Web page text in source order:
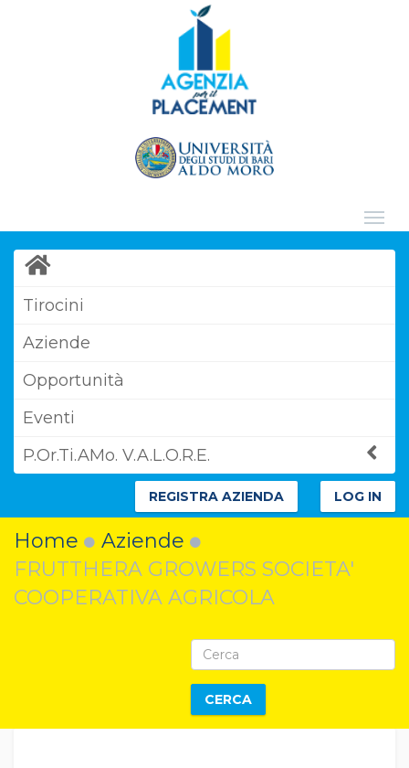
Tirocini
Aziende
Opportunità
Eventi
P.Or.Ti.AMo. V.A.L.O.R.E.
REGISTRA AZIENDA LOG IN
Home
Aziende
FRUTTHERA GROWERS SOCIETA'
COOPERATIVA AGRICOLA
CERCA